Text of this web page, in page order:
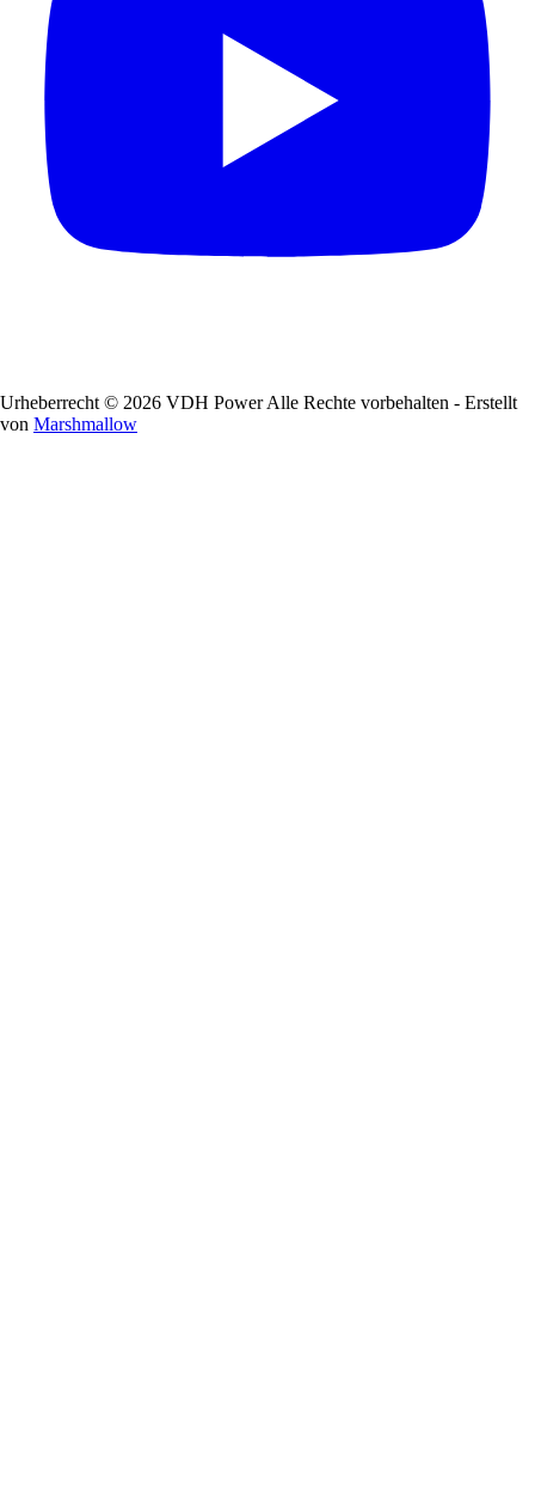
Urheberrecht © 2026 VDH Power Alle Rechte vorbehalten - Erstellt
von Marshmallow